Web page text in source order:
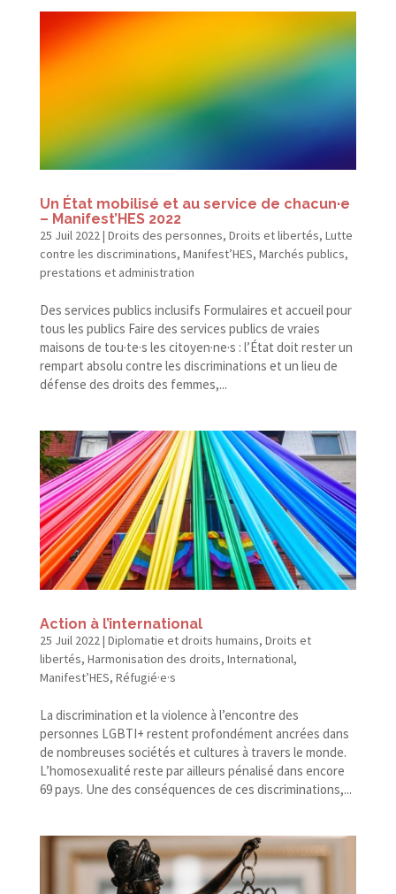
Un État mobilisé et au service de chacun·e
– Manifest’HES 2022
25 Juil 2022| Droits des personnes, Droits et libertés, Lutte
contre les discriminations, Manifest’HES, Marchés publics,
prestations et administration
Des services publics inclusifs Formulaires et accueil pour
tous les publics Faire des services publics de vraies
maisons de tou·te·s les citoyen·ne·s : l’État doit rester un
rempart absolu contre les discriminations et un lieu de
défense des droits des femmes,...
Action à l’international
25 Juil 2022 | Diplomatie et droits humains, Droits et
libertés, Harmonisation des droits, International,
Manifest’HES, Réfugié·e·s
La discrimination et la violence à l’encontre des
personnes LGBTI+ restent profondément ancrées dans
de nombreuses sociétés et cultures à travers le monde.
L’homosexualité reste par ailleurs pénalisé dans encore
69 pays. Une des conséquences de ces discriminations,...